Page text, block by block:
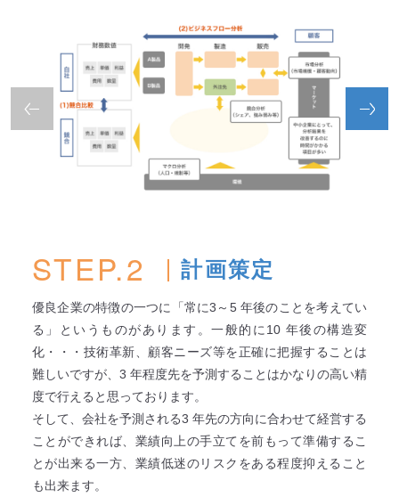
STEP.2 計画策定
優良企業の特徴の一つに「常に3～5 年後のことを考えてい
る」というものがあります。一般的に10 年後の構造変
化・・・技術革新、顧客ニーズ等を正確に把握することは
難しいですが、3 年程度先を予測することはかなりの高い精
度で行えると思っております。
そして、会社を予測される3 年先の方向に合わせて経営する
ことができれば、業績向上の手立てを前もって準備するこ
とが出来る一方、業績低迷のリスクをある程度抑えること
も出来ます。